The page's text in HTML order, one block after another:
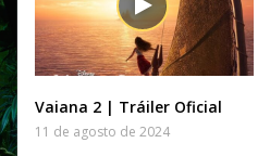
Vaiana 2 | Tráiler Oficial
11 de agosto de 2024